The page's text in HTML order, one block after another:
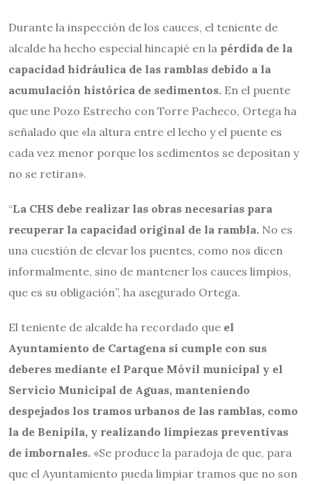
Durante la inspección de los cauces, el teniente de
alcalde ha hecho especial hincapié en la pérdida de la
capacidad hidráulica de las ramblas debido a la
acumulación histórica de sedimentos. En el puente
que une Pozo Estrecho con Torre Pacheco, Ortega ha
señalado que «la altura entre el lecho y el puente es
cada vez menor porque los sedimentos se depositan y
no se retiran».
“La CHS debe realizar las obras necesarias para
recuperar la capacidad original de la rambla. No es
una cuestión de elevar los puentes, como nos dicen
informalmente, sino de mantener los cauces limpios,
que es su obligación”, ha asegurado Ortega.
El teniente de alcalde ha recordado que el
Ayuntamiento de Cartagena sí cumple con sus
deberes mediante el Parque Móvil municipal y el
Servicio Municipal de Aguas, manteniendo
despejados los tramos urbanos de las ramblas, como
la de Benipila, y realizando limpiezas preventivas
de imbornales. «Se produce la paradoja de que, para
que el Ayuntamiento pueda limpiar tramos que no son